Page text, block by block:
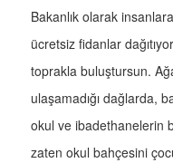
Bakanlık olarak
ücretsiz fidanlar
toprakla buluştursun.
ulaşamadığı dağlarda,
okul ve ibadethanelerin
zaten okul bahçesini